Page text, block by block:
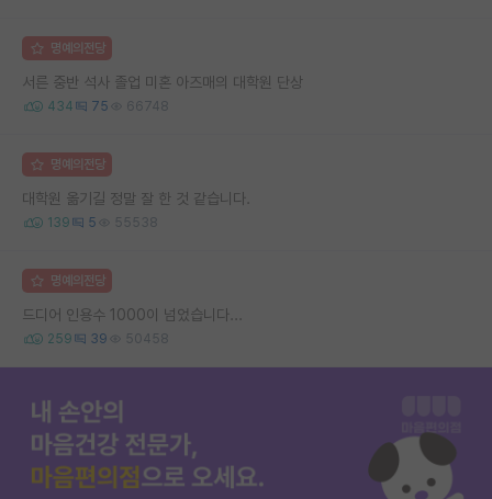
명예의전당
서른 중반 석사 졸업 미혼 아즈매의 대학원 단상
434 75 66748
명예의전당
대학원 옮기길 정말 잘 한 것 같습니다.
139 5 55538
명예의전당
드디어 인용수 1000이 넘었습니다...
259 39 50458